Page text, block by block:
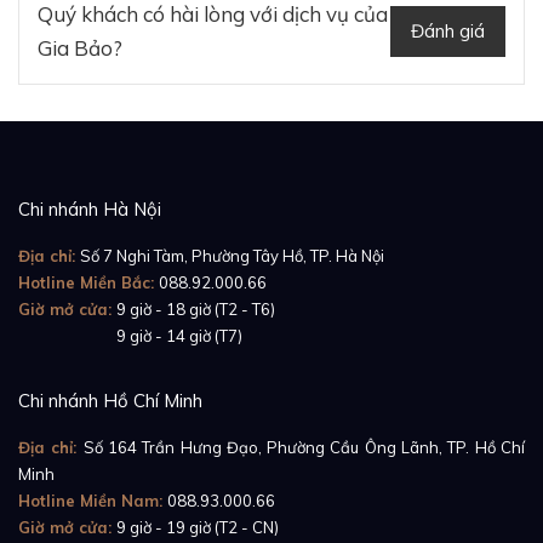
Quý khách có hài lòng với dịch vụ của
Gia Bảo?
Đánh giá
Chi nhánh Hà Nội
Địa chỉ: Số 7 Nghi Tàm, Phường Tây Hồ, TP. Hà Nội
Hotline Miền Bắc: 088.92.000.66
Giờ mở cửa: 9 giờ - 18 giờ (T2 - T6)
9 giờ - 14 giờ (T7)
Chi nhánh Hồ Chí Minh
Địa chỉ: Số 164 Trần Hưng Đạo, Phường Cầu Ông Lãnh, TP. Hồ Chí
Minh
Hotline Miền Nam: 088.93.000.66
Giờ mở cửa: 9 giờ - 19 giờ (T2 - CN)